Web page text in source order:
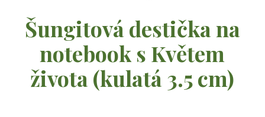
Šungitová destička na
notebook s Květem
života (kulatá 3.5 cm)